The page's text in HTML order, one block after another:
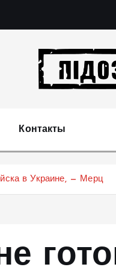
Контакты
в Украине, — Мерц